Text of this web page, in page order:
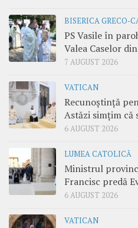
BISERICA GRECO-
PS Vasile în
Valea Caselor
7 AUGUST 2026
VATICAN
Recunoștință
Astăzi simțim că
6 AUGUST 2026
LUMEA CATOLICĂ
Ministrul
Francisc predă
6 AUGUST 2026
VATICAN